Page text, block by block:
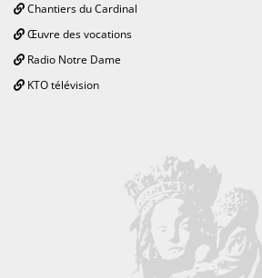
Chantiers du Cardinal
Œuvre des vocations
Radio Notre Dame
KTO télévision